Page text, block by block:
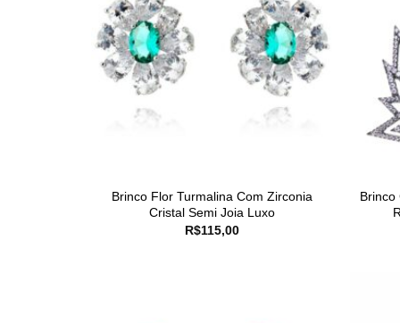
Brinco Flor Turmalina Com Zirconia
Cristal Semi Joia Luxo
R$115,00
Brinco